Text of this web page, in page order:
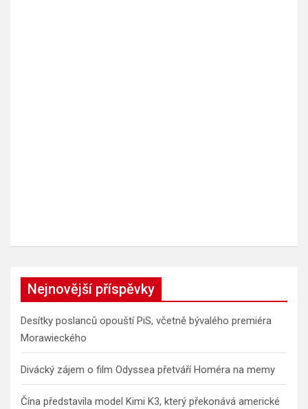
Nejnovější příspěvky
Desítky poslanců opouští PiS, včetně bývalého premiéra
Morawieckého
Divácký zájem o film Odyssea přetváří Homéra na memy
Čína představila model Kimi K3, který překonává americké